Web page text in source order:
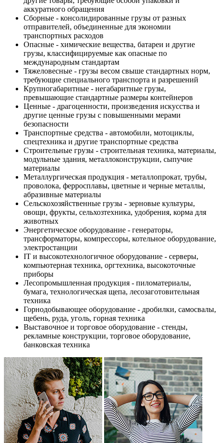
аккуратного обращения
Сборные - консолидированные грузы от разных
отправителей, объединенные для экономии
транспортных расходов
Опасные - химические вещества, батареи и другие
грузы, классифицируемые как опасные по
международным стандартам
Тяжеловесные - грузы весом свыше стандартных норм,
требующие специального транспорта и разрешений
Крупногабаритные - негабаритные грузы,
превышающие стандартные размеры контейнеров
Ценные - драгоценности, произведения искусства и
другие ценные грузы с повышенными мерами
безопасности
Транспортные средства - автомобили, мотоциклы,
спецтехника и другие транспортные средства
Строительные грузы - строительная техника, материалы,
модульные здания, металлоконструкции, сыпучие
материалы
Металлургическая продукция - металлопрокат, трубы,
проволока, ферросплавы, цветные и черные металлы,
абразивные материалы
Сельскохозяйственные грузы - зерновые культуры,
овощи, фрукты, сельхозтехника, удобрения, корма для
животных
Энергетическое оборудование - генераторы,
трансформаторы, компрессоры, котельное оборудование,
электростанции
IT и высокотехнологичное оборудование - серверы,
компьютерная техника, оргтехника, высокоточные
приборы
Лесопромышленная продукция - пиломатериалы,
бумага, технологическая щепа, лесозаготовительная
техника
Горнодобывающее оборудование - дробилки, самосвалы,
щебень, руда, уголь, горная техника
Выставочное и торговое оборудование - стенды,
рекламные конструкции, торговое оборудование,
банковская техника